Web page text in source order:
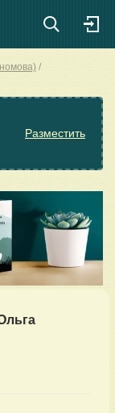
Разместить